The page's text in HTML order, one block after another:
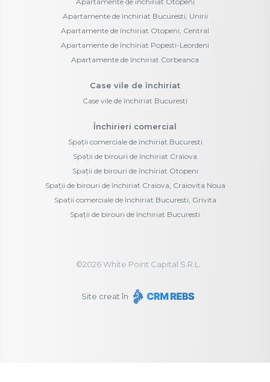
Apartamente de închiriat Bucuresti, Unirii
Apartamente de închiriat Otopeni, Central
Apartamente de închiriat Popesti-Leordeni
Apartamente de închiriat Corbeanca
Case vile de închiriat
Case vile de închiriat Bucuresti
Închirieri comercial
Spații comerciale de închiriat Bucuresti
Spații de birouri de închiriat Craiova
Spații de birouri de închiriat Otopeni
Spații de birouri de închiriat Craiova, Craiovita Noua
Spații comerciale de închiriat Bucuresti, Grivita
Spații de birouri de închiriat Bucuresti
©2026White Point Capital S.R.L.
Site creat în